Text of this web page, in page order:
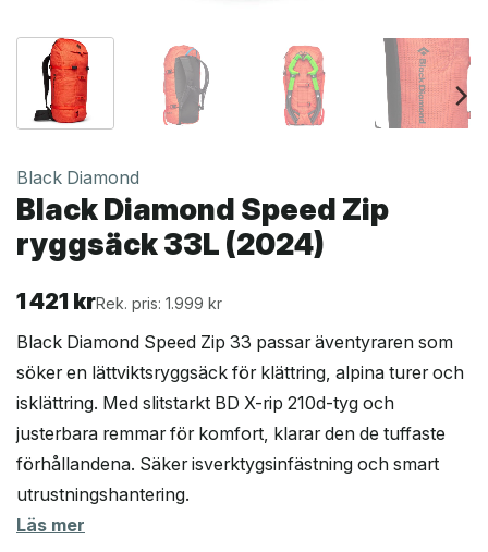
Black Diamond
Black Diamond Speed Zip
ryggsäck 33L (2024)
1 421 krRek. pris: 1.999 kr
Black Diamond Speed Zip 33 passar äventyraren som
söker en lättviktsryggsäck för klättring, alpina turer och
isklättring. Med slitstarkt BD X-rip 210d-tyg och
justerbara remmar för komfort, klarar den de tuffaste
förhållandena. Säker isverktygsinfästning och smart
utrustningshantering.
Läs mer